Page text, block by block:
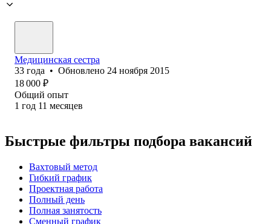
Медицинская сестра
33 года • Обновлено 24 ноября 2015
18 000 ₽
Общий опыт
1 год 11 месяцев
Быстрые фильтры подбора вакансий
Вахтовый метод
Гибкий график
Проектная работа
Полный день
Полная занятость
Сменный график